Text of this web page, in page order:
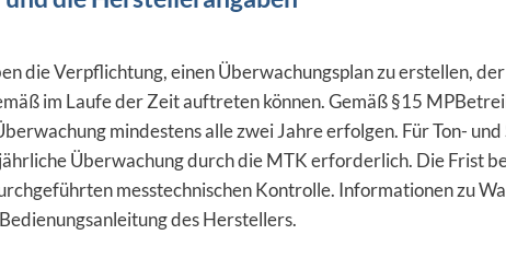
die Verpflichtung, einen Überwachungsplan zu erstellen,
im Laufe der Zeit auftreten können. Gemäß §15
mindestens alle zwei Jahre erfolgen. Für Ton-
Überwachung durch die MTK erforderlich. Die Frist
messtechnischen Kontrolle. Informationen zu
des Herstellers.